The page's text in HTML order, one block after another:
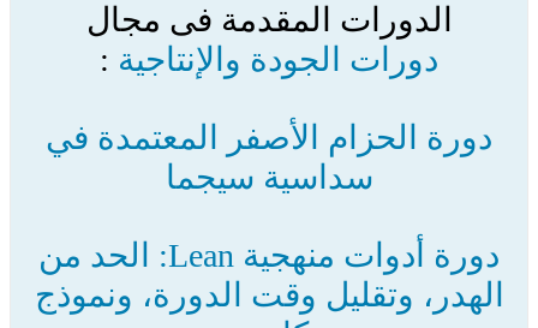
الدورات المقدمة فى مجال
دورات الجودة والإنتاجية :
دورة الحزام الأصفر المعتمدة في
سداسية سيجما
دورة أدوات منهجية Lean: الحد من
الهدر، وتقليل وقت الدورة، ونموذج